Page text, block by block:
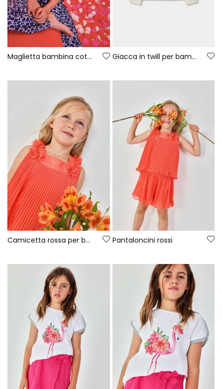
Maglietta bambina cotone rosa Giacca in twill per bambina con dettagli brillanti
Camicetta rossa per bambina Pantaloncini rossi